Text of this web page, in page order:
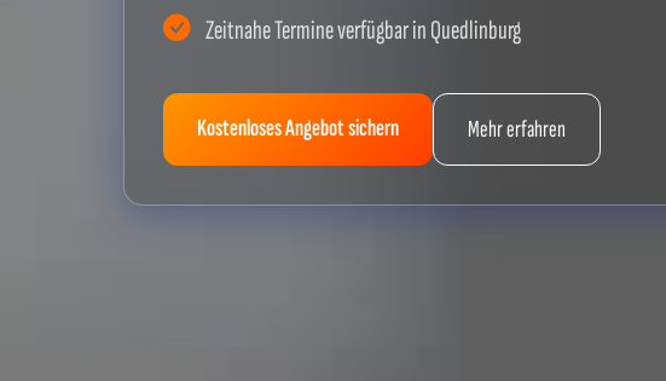
Zeitnahe Termine verfügbar in Quedlinburg
Kostenloses Angebot sichern Mehr erfahren